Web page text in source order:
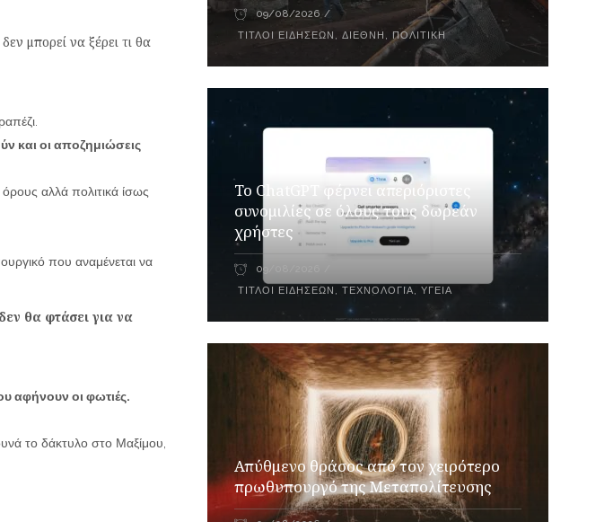
μπορεί να ξέρει τι θα
και οι αποζημιώσεις
αλλά πολιτικά ίσως
που αναμένεται να
θα φτάσει για να
αφήνουν οι φωτιές.
το δάκτυλο στο Μαξίμου,
09/08/2026
ΤΊΤΛΟΙ ΕΙΔΉΣΕΩΝ ,ΔΙΕΘΝΉ , ΠΟΛΙΤΙΚΉ
Το ChatGPT φέρνει απεριόριστες
συνομιλίες σε όλους τους δωρεάν
χρήστες
09/08/2026
ΤΊΤΛΟΙ ΕΙΔΉΣΕΩΝ ,ΤΕΧΝΟΛΟΓΊΑ,ΥΓΕΊΑ
Απύθμενο θράσος από τον χειρότερο
πρωθυπουργό της Μεταπολίτευσης